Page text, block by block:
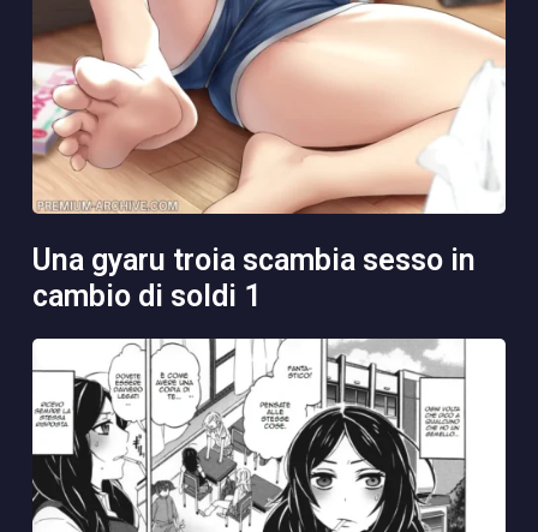
una gyaru troia scambia sesso in
cambio di soldi 1